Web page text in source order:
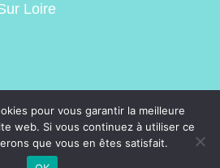
Loire
- 2025 -Mentions
pour vous garantir la meilleure
web. Si vous continuez à utiliser ce
que vous en êtes satisfait.